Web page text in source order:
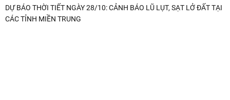
DỰ BÁO THỜI TIẾT NGÀY 28/10: CẢNH BÁO LŨ LỤT, SẠT LỞ ĐẤT TẠI
CÁC TỈNH MIỀN TRUNG